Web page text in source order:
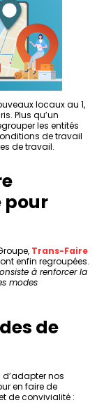
locaux au 1,
Plus qu’un
les entités
de travail
de travail.
pour
Trans-Faire
enfin regroupées.
à renforcer la
modes
de
nos
en faire de
de convivialité :